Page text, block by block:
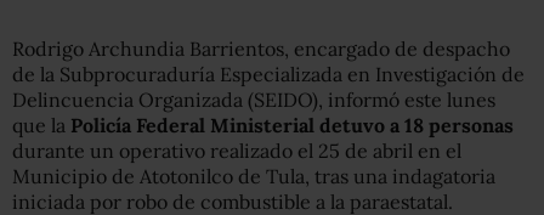
Rodrigo Archundia Barrientos, encargado de despacho
de la Subprocuraduría Especializada en Investigación de
Delincuencia Organizada (SEIDO), informó este lunes
que la Policía Federal Ministerial detuvo a 18 personas
durante un operativo realizado el 25 de abril en el
Municipio de Atotonilco de Tula, tras una indagatoria
iniciada por robo de combustible a la paraestatal.